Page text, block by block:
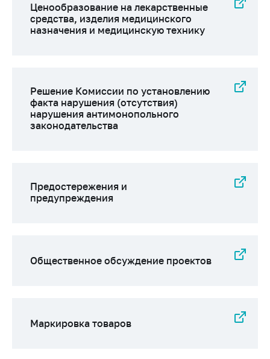
данных
Новости
Личный прием
граждан и юр. лиц
Прямaя телефоннaя
Электронные
обращения
цен на лекарства и
Адрес и режим
Ценообразование на лекарственные
средства, изделия медицинского
назначения и медицинскую технику
Решение Комиссии по установлению
факта нарушения (отсутствия)
нарушения антимонопольного
законодательства
Предостережения и
предупреждения
Общественное обсуждение проектов
Маркировка товаров